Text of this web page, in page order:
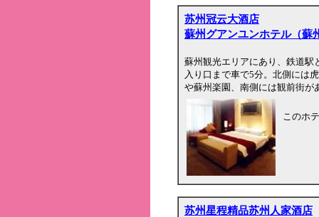
苏州冠云大酒店
蘇州グアンユンホテル（蘇
蘇州観光エリアにあり、鉄道駅
入り口まで車で5分。北側には
や蘇州楽園、南側には観前街が
このホ
苏州星程精品苏州人家酒店